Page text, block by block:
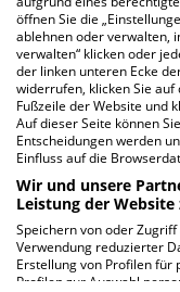
Start Für die
Herzlich
ist ein großes
von 696 Betten
Fachabteilungen
behandelt und
öffnen Sie die
ablehnen oder verwalten,
verwalten“ klicken oder
der linken unteren Ecke
widerrufen, klicken Sie
Fußzeile der Website und
Auf dieser Seite können
Entscheidungen werden
Einfluss auf die
Wir und unsere
Leistung der
Speichern von oder
Verwendung reduzierter
Erstellung von Profilen für
Profilen zur Auswahl